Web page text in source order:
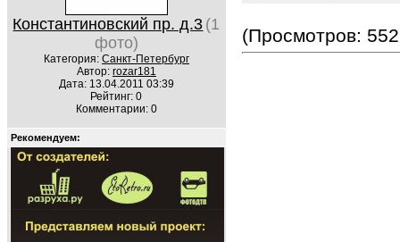
Константиновский пр. д.3 (1
фото)
Категория: Санкт-Петербург
Автор: rozar181
Дата: 13.04.2011 03:39
Рейтинг: 0
Комментарии: 0
Рекомендуем:
(Просмотров: